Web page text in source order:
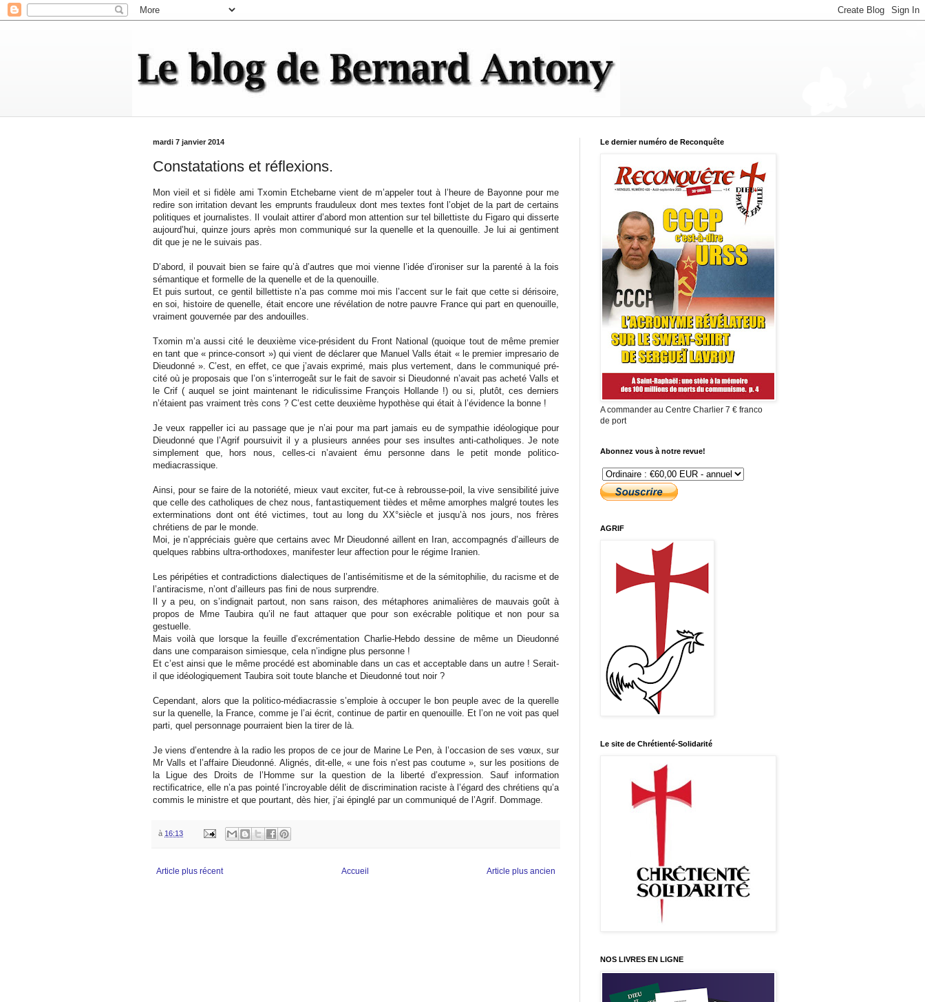
mardi 7 janvier 2014
Constatations et réflexions.
Mon vieil et si fidèle ami Txomin Etchebarne vient de m’appeler tout à l’heure de Bayonne pour me
redire son irritation devant les emprunts frauduleux dont mes textes font l’objet de la part de certains
politiques et journalistes. Il voulait attirer d’abord mon attention sur tel billettiste du Figaro qui disserte
aujourd’hui, quinze jours après mon communiqué sur la quenelle et la quenouille. Je lui ai gentiment
dit que je ne le suivais pas.
D’abord, il pouvait bien se faire qu’à d’autres que moi vienne l’idée d’ironiser sur la parenté à la fois
sémantique et formelle de la quenelle et de la quenouille.
Et puis surtout, ce gentil billettiste n’a pas comme moi mis l’accent sur le fait que cette si dérisoire,
en soi, histoire de quenelle, était encore une révélation de notre pauvre France qui part en quenouille,
vraiment gouvernée par des andouilles.
Txomin m’a aussi cité le deuxième vice-président du Front National (quoique tout de même premier
en tant que « prince-consort ») qui vient de déclarer que Manuel Valls était « le premier impresario de
Dieudonné ». C’est, en effet, ce que j’avais exprimé, mais plus vertement, dans le communiqué pré-
cité où je proposais que l’on s’interrogeât sur le fait de savoir si Dieudonné n’avait pas acheté Valls et
le Crif ( auquel se joint maintenant le ridiculissime François Hollande !) ou si, plutôt, ces derniers
n’étaient pas vraiment très cons ? C’est cette deuxième hypothèse qui était à l’évidence la bonne !
Je veux rappeller ici au passage que je n’ai pour ma part jamais eu de sympathie idéologique pour
Dieudonné que l’Agrif poursuivit il y a plusieurs années pour ses insultes anti-catholiques. Je note
simplement que, hors nous, celles-ci n’avaient ému personne dans le petit monde politico-
mediacrassique.
Ainsi, pour se faire de la notoriété, mieux vaut exciter, fut-ce à rebrousse-poil, la vive sensibilité juive
que celle des catholiques de chez nous, fantastiquement tièdes et même amorphes malgré toutes les
exterminations dont ont été victimes, tout au long du XX°siècle et jusqu’à nos jours, nos frères
chrétiens de par le monde.
Moi, je n’appréciais guère que certains avec Mr Dieudonné aillent en Iran, accompagnés d’ailleurs de
quelques rabbins ultra-orthodoxes, manifester leur affection pour le régime Iranien.
Les péripéties et contradictions dialectiques de l’antisémitisme et de la sémitophilie, du racisme et de
l’antiracisme, n’ont d’ailleurs pas fini de nous surprendre.
Il y a peu, on s’indignait partout, non sans raison, des métaphores animalières de mauvais goût à
propos de Mme Taubira qu’il ne faut attaquer que pour son exécrable politique et non pour sa
gestuelle.
Mais voilà que lorsque la feuille d’excrémentation Charlie-Hebdo dessine de même un Dieudonné
dans une comparaison simiesque, cela n’indigne plus personne !
Et c’est ainsi que le même procédé est abominable dans un cas et acceptable dans un autre ! Serait-
il que idéologiquement Taubira soit toute blanche et Dieudonné tout noir ?
Cependant, alors que la politico-médiacrassie s’emploie à occuper le bon peuple avec de la querelle
sur la quenelle, la France, comme je l’ai écrit, continue de partir en quenouille. Et l’on ne voit pas quel
parti, quel personnage pourraient bien la tirer de là.
Je viens d’entendre à la radio les propos de ce jour de Marine Le Pen, à l’occasion de ses vœux, sur
Mr Valls et l’affaire Dieudonné. Alignés, dit-elle, « une fois n’est pas coutume », sur les positions de
la Ligue des Droits de l’Homme sur la question de la liberté d’expression. Sauf information
rectificatrice, elle n’a pas pointé l’incroyable délit de discrimination raciste à l’égard des chrétiens qu’a
commis le ministre et que pourtant, dès hier, j’ai épinglé par un communiqué de l’Agrif. Dommage.
à 16:13
Article plus récent Article plus ancien
Accueil
Le dernier numéro de Reconquête
A commander au Centre Charlier 7 € franco
de port
Abonnez vous à notre revue!
AGRIF
Le site de Chrétienté-Solidarité
NOS LIVRES EN LIGNE